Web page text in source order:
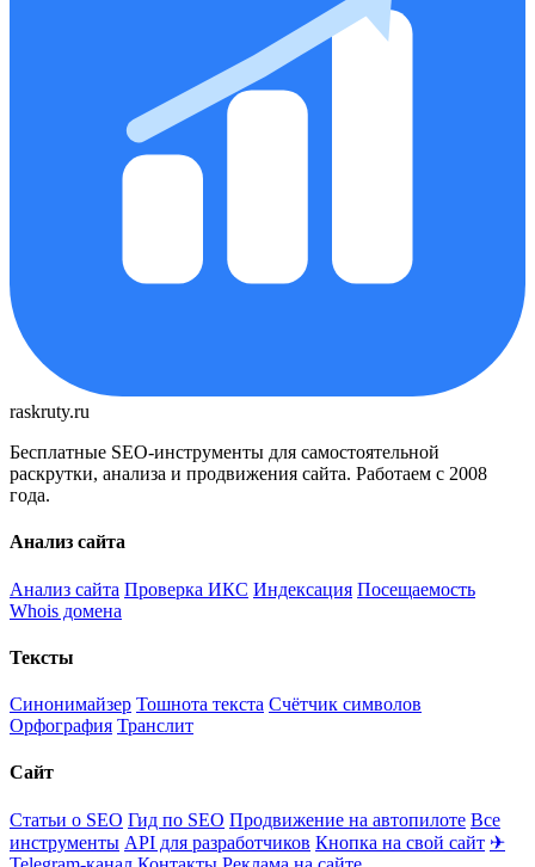
raskruty.ru
Бесплатные SEO-инструменты для самостоятельной
раскрутки, анализа и продвижения сайта. Работаем с 2008
года.
Анализ сайта
Анализ сайта Проверка ИКС Индексация Посещаемость
Whois домена
Тексты
Синонимайзер Тошнота текста Счётчик символов
Орфография Транслит
Сайт
Статьи о SEO Гид по SEO Продвижение на автопилоте Все
инструменты API для разработчиков Кнопка на свой сайт ✈